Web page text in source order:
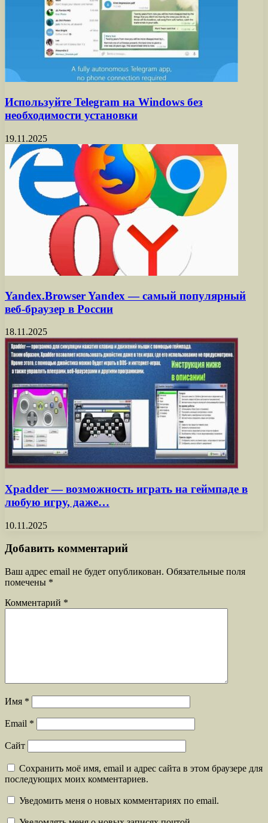
Используйте Telegram на Windows без
необходимости установки
19.11.2025
Yandex.Browser Yandex — самый популярный
веб-браузер в России
18.11.2025
Xpadder — возможность играть на геймпаде в
любую игру, даже…
10.11.2025
Добавить комментарий
Ваш адрес email не будет опубликован. Обязательные поля
помечены *
Комментарий *
Имя *
Email *
Сайт
Сохранить моё имя, email и адрес сайта в этом браузере для
последующих моих комментариев.
Уведомить меня о новых комментариях по email.